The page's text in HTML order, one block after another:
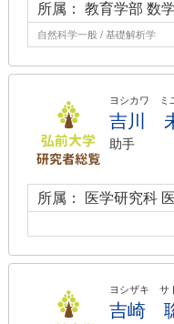
所属： 教育学部 数
自然科学一般 / 基礎解析学
ヨシカワ ミ
吉川
助手
所属： 医学研究科
ヨシザキ サ
吉崎